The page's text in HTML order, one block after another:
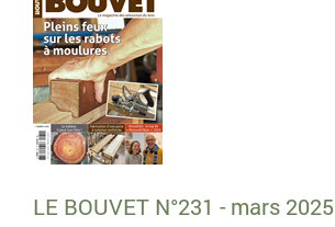
LE BOUVET N°231 - mars 2025